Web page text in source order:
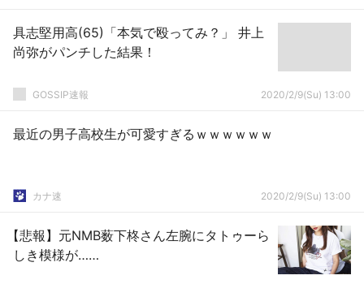
具志堅用高(65)「本気で殴ってみ？」 井上
尚弥がパンチした結果！
GOSSIP速報 2020/2/9(Su) 13:00
最近の男子高校生が可愛すぎるｗｗｗｗｗｗ
カナ速 2020/2/9(Su) 13:00
【悲報】元NMB薮下柊さん左腕にタトゥーら
しき模様が……